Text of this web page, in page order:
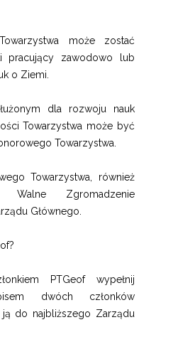
może zostać
pracujący zawodowo lub
o Ziemi.
dla rozwoju nauk
Towarzystwa może być
Towarzystwa.
Towarzystwa, również
Walne Zgromadzenie
Głównego.
PTGeof wypełnij
dwóch członków
do najbliższego Zarządu